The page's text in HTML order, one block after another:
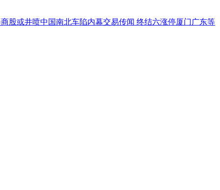
股或井喷中国南北车陷内幕交易传闻 终结六涨停厦门广东等